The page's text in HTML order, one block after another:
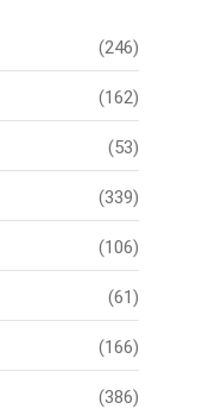
(246)
(162)
(53)
(339)
(106)
(61)
(166)
(386)